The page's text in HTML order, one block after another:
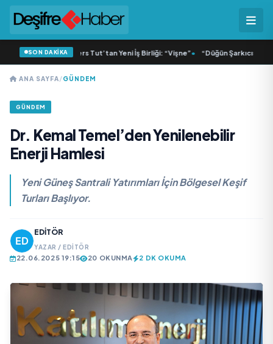
SON DAKİKA
ve Dolu Kadehi Ters Tut’tan Yeni İş Birliği: “Vişne”• “Düğün Şarkıcısı”
ANA SAYFA/GÜNDEM
GÜNDEM
Dr. Kemal Temel’den Yenilenebilir
Enerji Hamlesi
Yeni Güneş Santrali Yatırımları İçin Bölgesel Keşif
Turları Başlıyor.
EDITÖR
YAZAR / EDITÖR
22.06.2025 19:15 20 OKUNMA 2 DK OKUMA